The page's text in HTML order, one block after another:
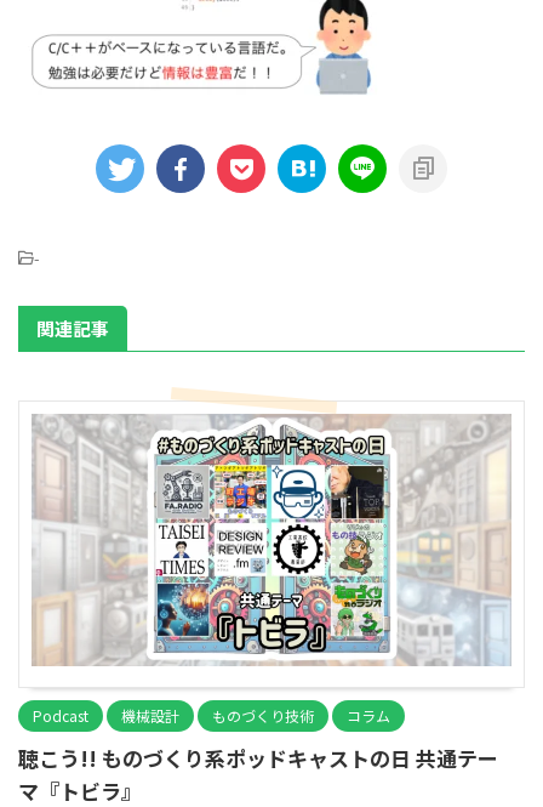
-
関連記事
Podcast 機械設計 ものづくり技術 コラム
聴こう!! ものづくり系ポッドキャストの日 共通テー
マ『トビラ』